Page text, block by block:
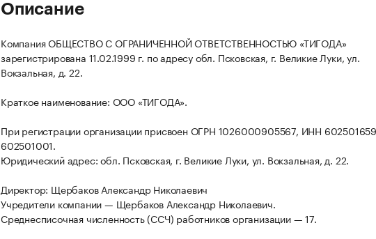
Описание
Компания ОБЩЕСТВО С ОГРАНИЧЕННОЙ ОТВЕТСТВЕННОСТЬЮ «ТИГОДА»
зарегистрирована 11.02.1999 г. по адресу обл. Псковская, г. Великие Луки, ул.
Вокзальная, д. 22.
Краткое наименование: ООО «ТИГОДА».
При регистрации организации присвоен ОГРН 1026000905567, ИНН
602501001.
Юридический адрес: обл. Псковская, г. Великие Луки, ул. Вокзальная, д. 22.
Директор: Щербаков Александр Николаевич
Учредители компании — Щербаков Александр Николаевич.
Среднесписочная численность (ССЧ) работников организации — 17.